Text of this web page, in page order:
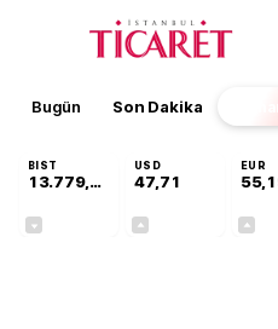
Bugün Son Dakika
BIST
13.779,39
USD
47,71
EUR